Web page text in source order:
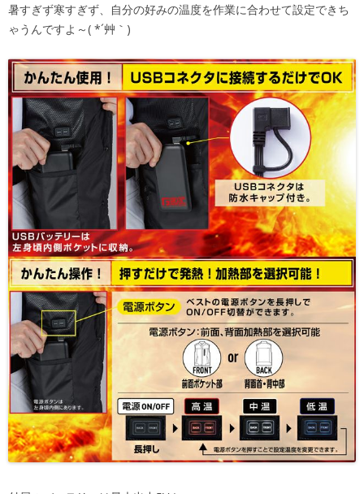
暑すぎず寒すぎず、自分の好みの温度を作業に合わせて設定できち
ゃうんですよ～( *´艸｀)